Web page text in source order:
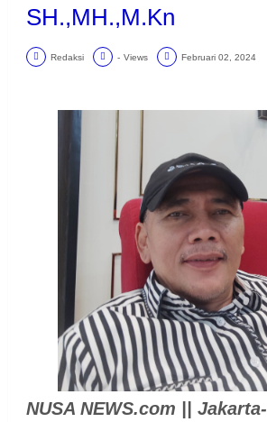
SH.,MH.,M.Kn
Redaksi - Views Februari 02, 2024
NUSA NEWS.com || Jakarta-